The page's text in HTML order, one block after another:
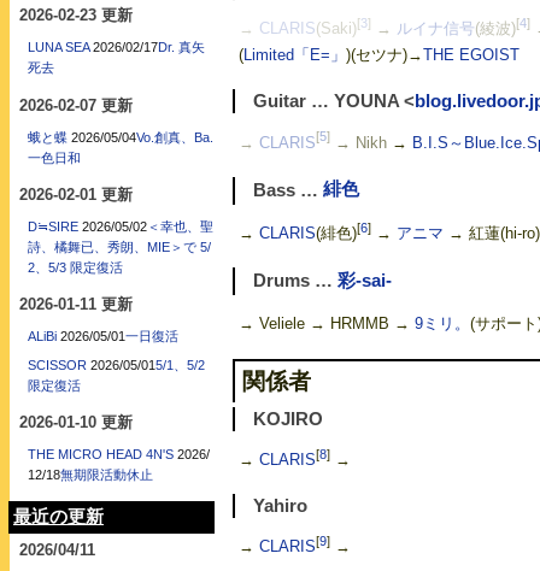
→ CLARIS(Saki)[3] → ルイナ信号(綾波)[4]
(Limited「E=」 )(セツナ)→THE EGOIST
Guitar … YOUNA <
→ CLARIS [5]→ Nikh→ B.I.S～
Bass … 緋色
→ CLARIS(緋色)[6]→ アニマ → 紅蓮(hi-
Drums … 彩-sai-
→ Veliele → HRMMB → 9ミリ。 (サポー
関係者
KOJIRO
→ CLARIS[8]→
Yahiro
→ CLARIS[9]→
2026-02-23 更新
LUNA SEA 2026/02/17Dr. 真矢
死去
2026-02-07 更新
蛾と蝶 2026/05/04Vo.創真、Ba.
一色日和
2026-02-01 更新
D≒SIRE 2026/05/02＜幸也、聖
詩、橘舞已、秀朗、MIE＞で 5/
2、5/3 限定復活
2026-01-11 更新
ALiBi 2026/05/01一日復活
SCISSOR 2026/05/015/1、5/2
限定復活
2026-01-10 更新
THE MICRO HEAD 4N'S 2026/
12/18無期限活動休止
最近の更新
2026/04/11